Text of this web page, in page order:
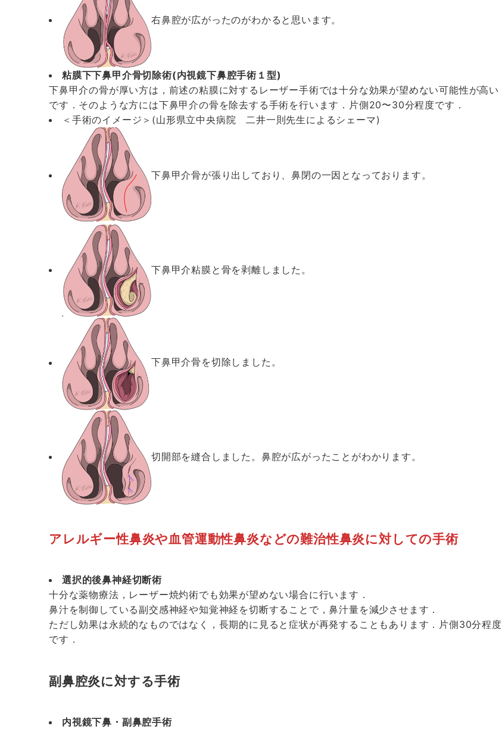
右鼻腔が広がったのがわかると思います。
粘膜下下鼻甲介骨切除術(内視鏡下鼻腔手術１型)
下鼻甲介の骨が厚い方は，前述の粘膜に対するレーザー手術では十分な効果が望めない可能性が高い
です．そのような方には下鼻甲介の骨を除去する手術を行います．片側20〜30分程度です．
＜手術のイメージ＞(山形県立中央病院 二井一則先生によるシェーマ)
下鼻甲介骨が張り出しており、鼻閉の一因となっております。
下鼻甲介粘膜と骨を剥離しました。
下鼻甲介骨を切除しました。
切開部を縫合しました。鼻腔が広がったことがわかります。
アレルギー性鼻炎や血管運動性鼻炎などの難治性鼻炎に対しての手術
選択的後鼻神経切断術
十分な薬物療法，レーザー焼灼術でも効果が望めない場合に行います．
鼻汁を制御している副交感神経や知覚神経を切断することで，鼻汁量を減少させます．
ただし効果は永続的なものではなく，長期的に見ると症状が再発することもあります．片側30分程度
です．
副鼻腔炎に対する手術
内視鏡下鼻・副鼻腔手術